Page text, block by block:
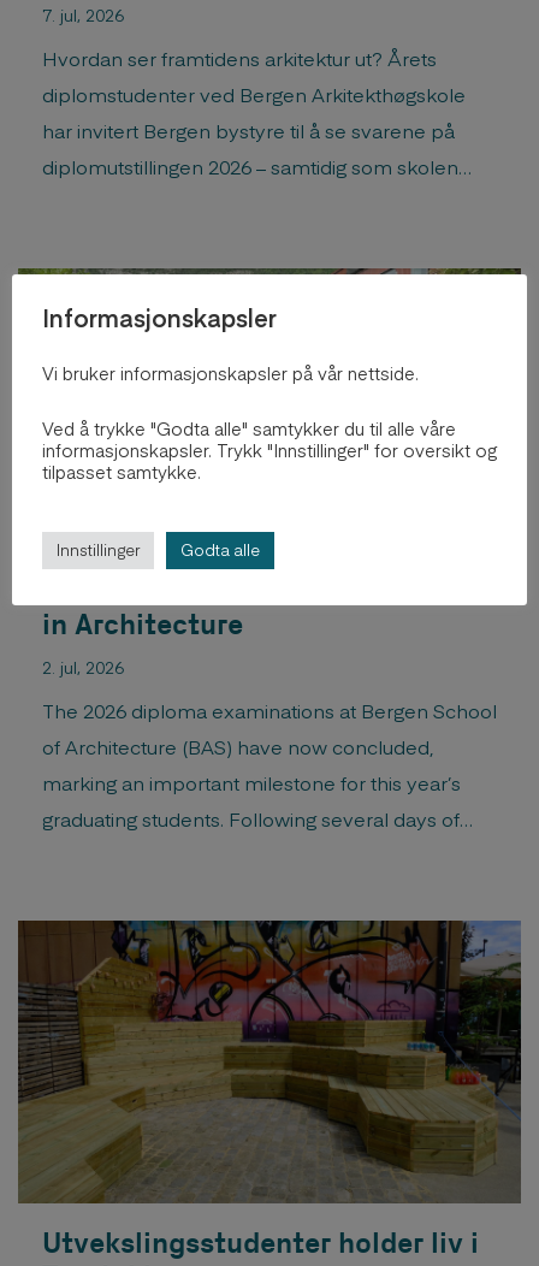
7. jul, 2026
Hvordan ser framtidens arkitektur ut? Årets
diplomstudenter ved Bergen Arkitekthøgskole
har invitert Bergen bystyre til å se svarene på
diplomutstillingen 2026 – samtidig som skolen
in Architecture
2. jul, 2026
The 2026 diploma examinations at Bergen School
of Architecture (BAS) have now concluded,
marking an important milestone for this year’s
graduating students. Following several days of
final diploma examinations and are graduating
with a Master of Architecture degree. The
examination took place from 26. – 30. […]
Utvekslingsstudenter holder liv i
Informasjonskapsler
Vi bruker informasjonskapsler på vår nettside.
Ved å trykke "Godta alle" samtykker du til alle våre
informasjonskapsler. Trykk "Innstillinger" for oversikt og
tilpasset samtykke.
Innstillinger Godta alle